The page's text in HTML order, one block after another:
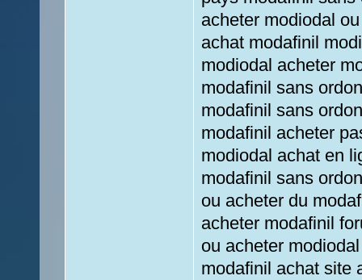
acheter modiodal
achat modafinil
modiodal acheter
modafinil sans
modafinil sans
modafinil acheter
modiodal achat en
modafinil sans
ou acheter du
acheter modafinil
ou acheter
modafinil achat site